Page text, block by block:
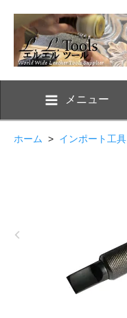
メニュー
ホーム > インポート工具